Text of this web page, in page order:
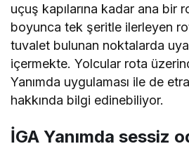
uçuş kapılarına kadar ana bir
boyunca tek şeritle ilerleyen
tuvalet bulunan noktalarda
içermekte. Yolcular rota
Yanımda uygulaması ile de
hakkında bilgi edinebiliyor.
İGA Yanımda sessiz